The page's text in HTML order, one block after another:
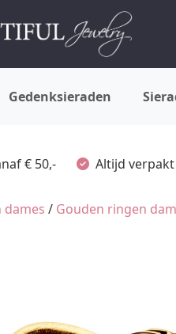
Gedenksieraden
€ 50,- Altijd
dames / Gouden ringen